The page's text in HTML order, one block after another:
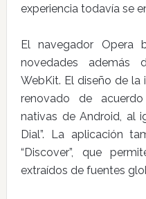
experiencia todavía se
El navegador Opera
novedades además
WebKit. El diseño de
renovado de
nativas de Android, al
Dial”. La aplicación
“Discover”, que
extraídos de fuentes